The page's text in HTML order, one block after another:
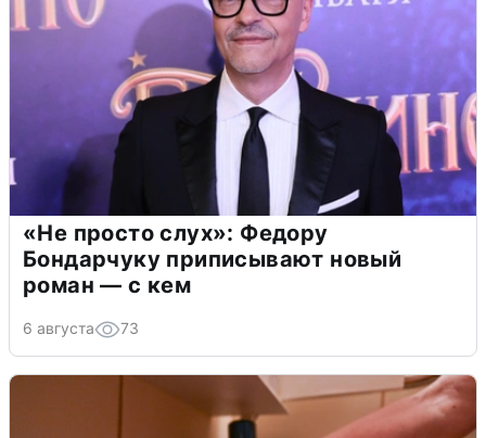
«Не просто слух»: Федору
Бондарчуку приписывают новый
роман — с кем
6 августа 73